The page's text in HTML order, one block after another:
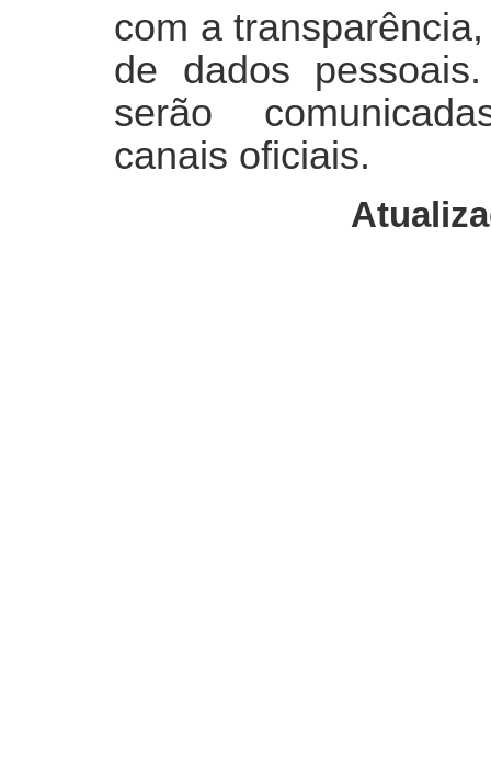
com a
de dados
serão
canais oficiais.